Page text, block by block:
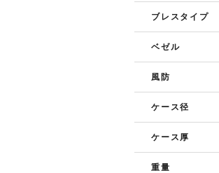
ブレスタイプ
ベゼル
風防
ケース径
ケース厚
重量